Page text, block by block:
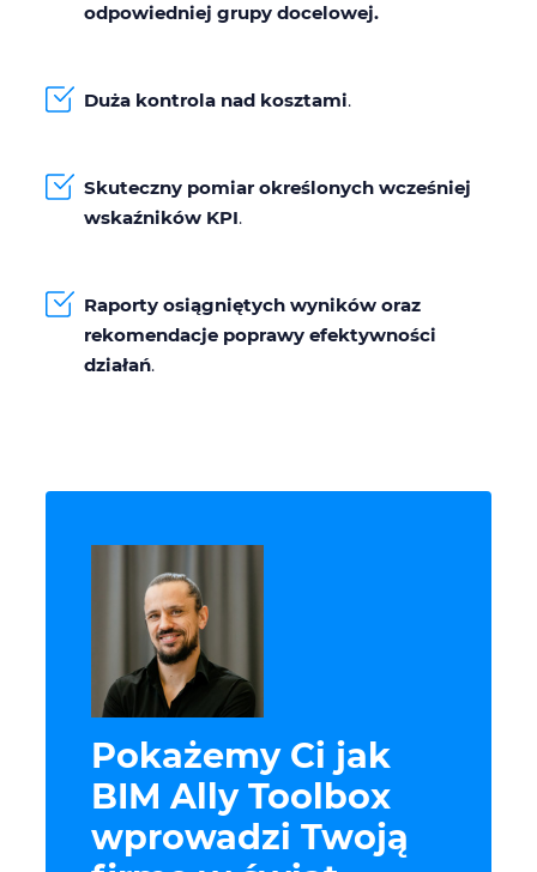
odpowiedniej grupy docelowej.
Duża kontrola nad kosztami.
Skuteczny pomiar określonych wcześniej
wskaźników KPI.
Raporty osiągniętych wyników oraz
rekomendacje poprawy efektywności
działań.
Pokażemy Ci jak
BIM Ally Toolbox
wprowadzi Twoją